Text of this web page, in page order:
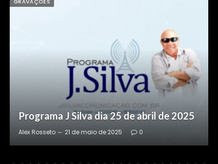
Programa J Silva dia 24 de abril de 2025
Alex Rosseto 20 de maio de 2025 0